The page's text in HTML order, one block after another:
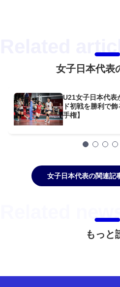
女子日本代表
U21女子日本代表
ド初戦を勝利で
手権】
女子日本代表の関連記
もっと